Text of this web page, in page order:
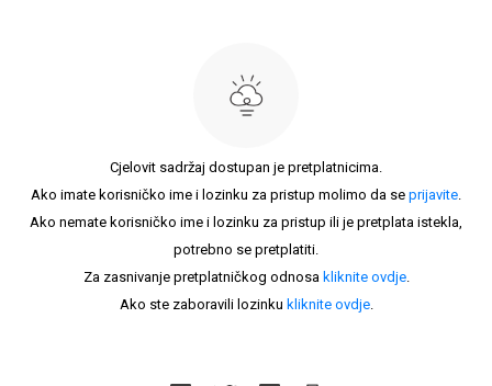
Cjelovit sadržaj dostupan je pretplatnicima.
Ako imate korisničko ime i lozinku za pristup molimo da se prijavite.
Ako nemate korisničko ime i lozinku za pristup ili je pretplata istekla,
potrebno se pretplatiti.
Za zasnivanje pretplatničkog odnosa kliknite ovdje.
Ako ste zaboravili lozinku kliknite ovdje.